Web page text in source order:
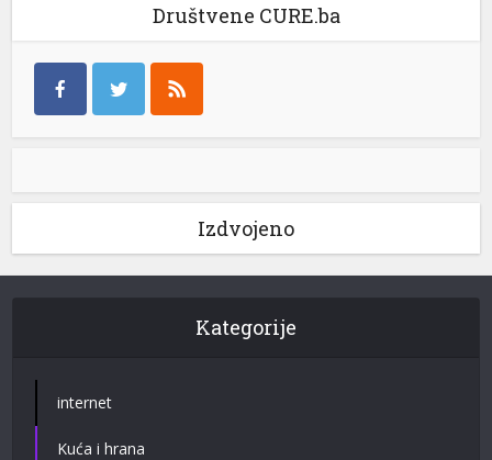
Društvene CURE.ba
Izdvojeno
Kategorije
internet
Kuća i hrana